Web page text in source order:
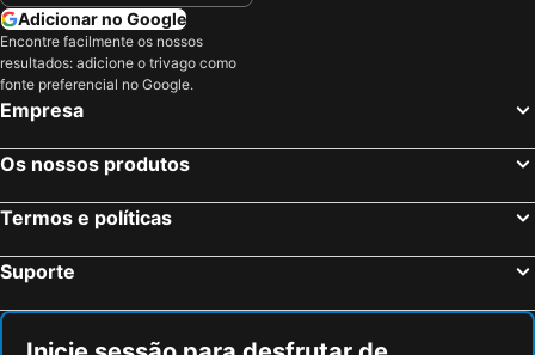
Adicionar no Google
Encontre facilmente os nossos
resultados: adicione o trivago como
fonte preferencial no Google.
Empresa
Os nossos produtos
Termos e políticas
Suporte